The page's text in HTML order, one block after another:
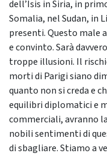
dell’Isis in Siria, in
Somalia, nel Sudan, in
presenti. Questo male
e convinto. Sarà
troppe illusioni. Il
morti di Parigi siano
quanto non si creda e
equilibri diplomatici e
commerciali, avranno
nobili sentimenti di
di sbagliare. Stiamo a